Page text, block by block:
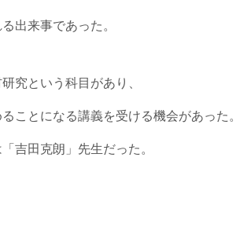
出来事であった。
究という科目があり、
ことになる講義を受ける機会があった。
吉田克朗」先生だった。